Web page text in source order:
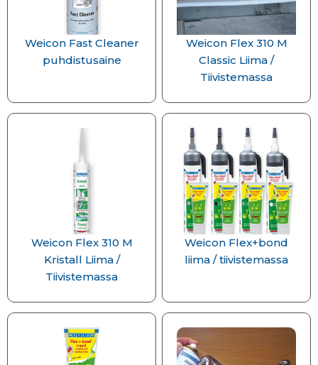
Weicon Fast Cleaner
puhdistusaine
Weicon Flex 310 M
Classic Liima /
Tiivistemassa
Weicon Flex 310 M
Kristall Liima /
Tiivistemassa
Weicon Flex+bond
liima / tiivistemassa